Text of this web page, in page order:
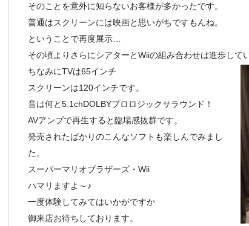
そのことを意外に知らないお客様が多かったです。
普通はスクリーンには映画と思いがちですもんね。
ということで再度展示…
その頃よりさらにシアターとWiiの組み合わせは進歩して
ちなみにTVは65インチ
スクリーンは120インチです。
音は何と5.1chDOLBYプロロジックサラウンド！
AVアンプで再生すると臨場感抜群です。
発売されたばかりのこんなソフトも楽しんでみまし
た。
スーパーマリオブラザーズ・Wii
ハマリますよ～♪
一度体験してみてはいかがですか
御来店お待ちしております。